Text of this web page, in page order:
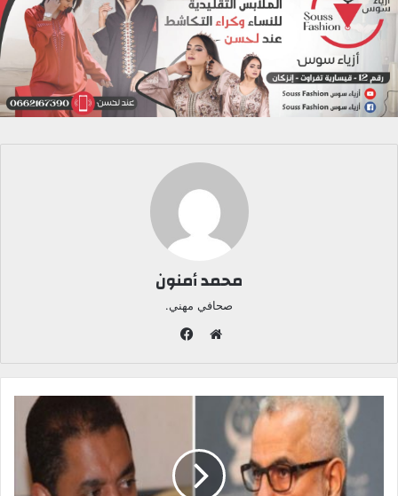
محمد أمنون
صحافي مهني.
و
ق
و
س
ب